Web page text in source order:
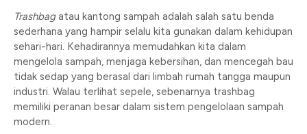
Trashbagatau kantong sampah adalah salah satu benda
sederhana yang hampir selalu kita gunakan dalam kehidupan
sehari-hari. Kehadirannya memudahkan kita dalam
mengelola sampah, menjaga kebersihan, dan mencegah bau
tidak sedap yang berasal dari limbah rumah tangga maupun
industri. Walau terlihat sepele, sebenarnya trashbag
memiliki peranan besar dalam sistem pengelolaan sampah
modern.